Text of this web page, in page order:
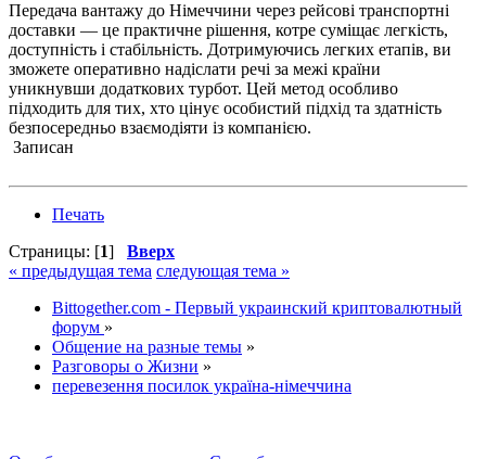
Передача вантажу до Німеччини через рейсові транспортні
доставки — це практичне рішення, котре суміщає легкість,
доступність і стабільність. Дотримуючись легких етапів, ви
зможете оперативно надіслати речі за межі країни
уникнувши додаткових турбот. Цей метод особливо
підходить для тих, хто цінує особистий підхід та здатність
безпосередньо взаємодіяти із компанією.
Записан
Печать
Страницы: [1] Вверх
« предыдущая тема следующая тема »
Bittogether.com - Первый украинский криптовалютный
форум »
Общение на разные темы »
Разговоры о Жизни »
перевезення посилок україна-німеччина